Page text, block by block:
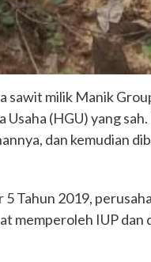
sawit milik Manik
(HGU) yang
dan kemudian
2019,
memperoleh IUP dan